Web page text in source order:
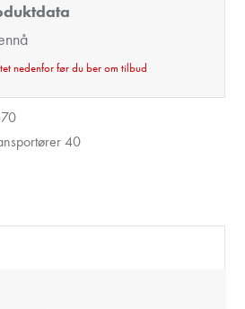
nedenfor før du ber om tilbud
40